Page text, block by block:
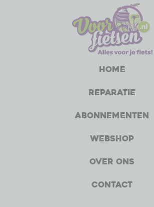
Home
Reparatie
Abonnementen
Webshop
Over ons
Contact